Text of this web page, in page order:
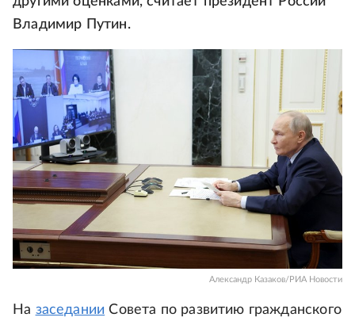
Владимир Путин.
Александр Казаков/РИА Новости
На заседании Совета по развитию гражданского